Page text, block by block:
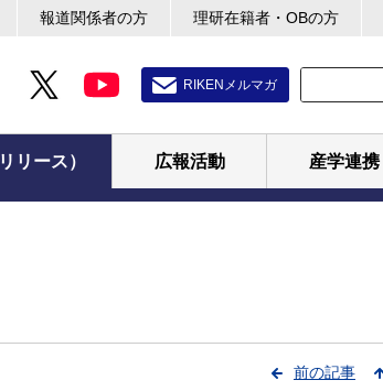
報道関係者の方 理研在籍者・OBの方
RIKENメルマガ
リース） 広報活動 産学連携
前の記事